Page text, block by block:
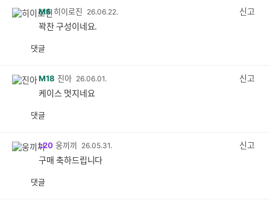
M6 히이로진 26.06.22.
신고
꽉찬 구성이네요.
댓글
M18 진아 26.06.01.
신고
케이스 멋지네요
댓글
L20 웅끼끼 26.05.31.
신고
구매 축하드립니다
댓글